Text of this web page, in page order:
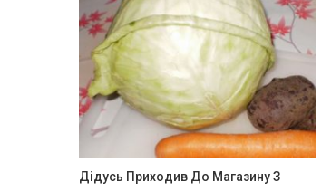
Дідусь Приходив До Магазину З